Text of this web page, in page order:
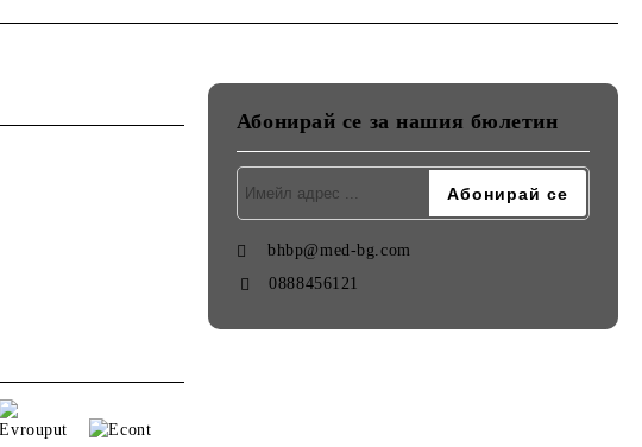
Абонирай се за нашия бюлетин
bhbp@med-bg.com
0888456121